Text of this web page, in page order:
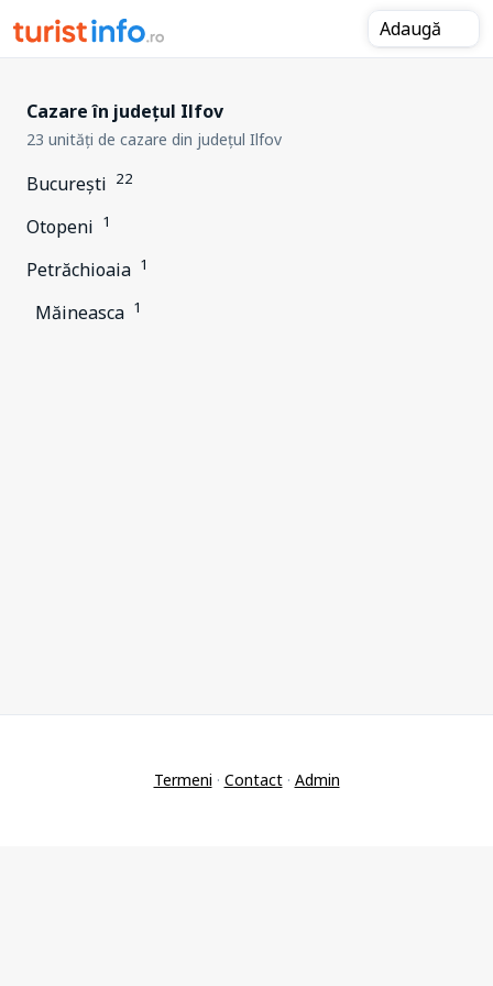
Adaugă
Cazare în județul Ilfov
23 unități de cazare din județul Ilfov
București 22
Otopeni 1
Petrăchioaia 1
Măineasca 1
Termeni · Contact· Admin